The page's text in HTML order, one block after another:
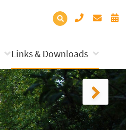
Links & Downloads